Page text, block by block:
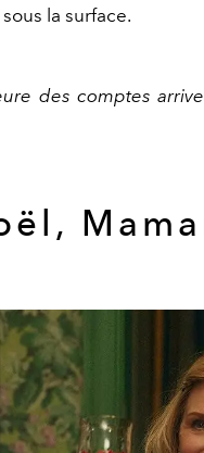
la surface.
des comptes